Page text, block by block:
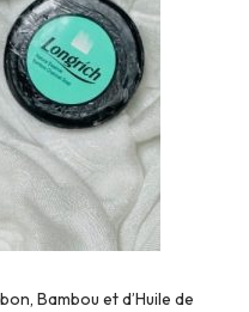
Bambou et d’Huile de